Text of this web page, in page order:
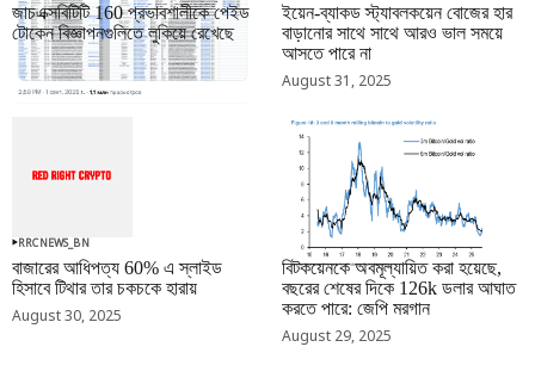
জাচএক্সবিটিটি 160 প্রভাবশালীকে পেইড
টোকেন বিজ্ঞাপনগুলিতে লুকিয়ে রেখেছে
September 01, 2025
ইয়েন-ব্যাকড স্ট্যাবলকয়েন বোজের হার
বাড়ানোর সাথে সাথে আরও ভাল সময়ে
আসতে পারে না
August 31, 2025
RRCNEWS_BN
বাজারের আধিপত্য 60% এ স্লাইড
হিসাবে টিথার তার চকচকে হারায়
August 30, 2025
RRCNEWS_BN
বিটকয়েনকে অবমূল্যায়িত করা হয়েছে,
বছরের শেষের দিকে 126k ডলার আঘাত
করতে পারে: জেপি মরগান
August 29, 2025